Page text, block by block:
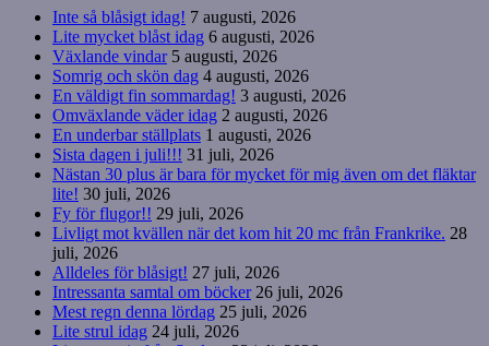
Inte så blåsigt idag! 7 augusti, 2026
Lite mycket blåst idag 6 augusti, 2026
Växlande vindar 5 augusti, 2026
Somrig och skön dag 4 augusti, 2026
En väldigt fin sommardag! 3 augusti, 2026
Omväxlande väder idag 2 augusti, 2026
En underbar ställplats 1 augusti, 2026
Sista dagen i juli!!! 31 juli, 2026
Nästan 30 plus är bara för mycket för mig även om det fläktar
lite! 30 juli, 2026
Fy för flugor!! 29 juli, 2026
Livligt mot kvällen när det kom hit 20 mc från Frankrike. 28
juli, 2026
Alldeles för blåsigt! 27 juli, 2026
Intressanta samtal om böcker 26 juli, 2026
Mest regn denna lördag 25 juli, 2026
Lite strul idag 24 juli, 2026